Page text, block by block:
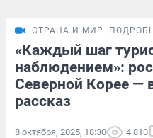
СТРАНА И МИР
«Каждый шаг
наблюдением»:
Северной Корее —
рассказ
8 октября, 2025, 18:30 4 810